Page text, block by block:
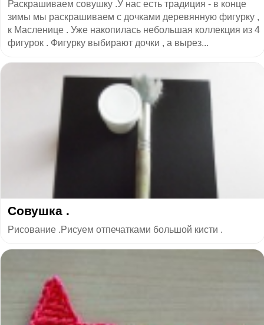
Раскрашиваем совушку .У нас есть традиция - в конце
зимы мы раскрашиваем с дочками деревянную фигурку ,
к Масленице . Уже накопилась небольшая коллекция из 4
фигурок . Фигурку выбирают дочки , а вырез...
Совушка .
Рисование .Рисуем отпечатками большой кисти .